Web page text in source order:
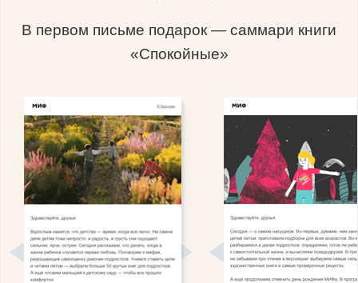
В первом письме подарок — саммари книги
«Спокойные»